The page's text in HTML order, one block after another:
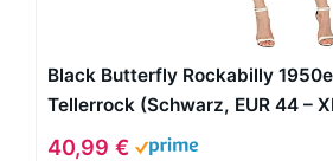
Black Butterfly Rockabilly
Tellerrock (Schwarz, EUR 44 –
40,99 €